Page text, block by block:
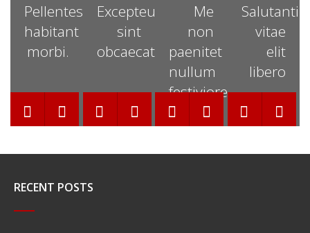
Pellentesque
habitant
morbi.
Excepteur
sint
obcaecat.
Me
non
paenitet
nullum
festiviorem.
vitae
elit
libero
RECENT POSTS